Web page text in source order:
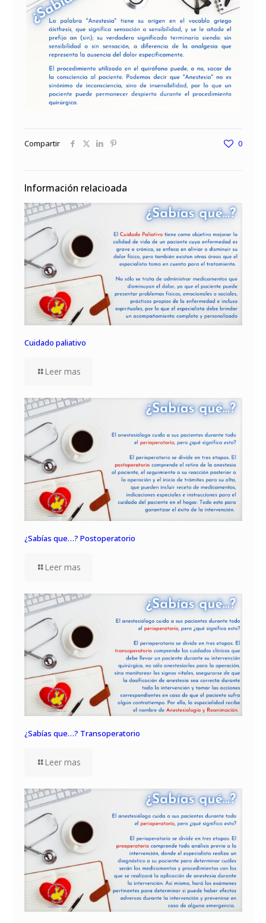
Compartir 0
Información relacioada
Cuidado paliativo
Leer mas
¿Sabías que…? Postoperatorio
Leer mas
¿Sabías que…? Transoperatorio
Leer mas